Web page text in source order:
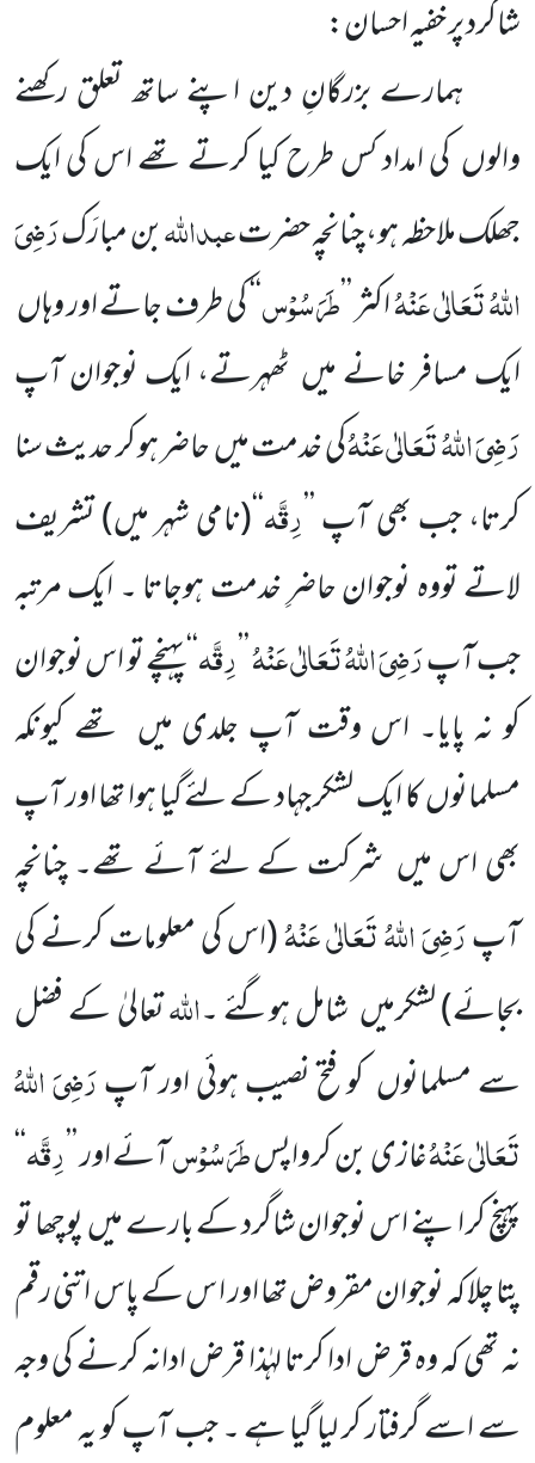
شاگرد پر خفیہ احسان:
ہمارے بزرگانِ دین اپنے ساتھ تعلق رکھنے
والوں کی امداد کس طرح کیا کرتے تھے اس کی ایک
جھلک ملاحظہ ہو، چنانچہ حضرتعبداللّٰہبن مبارَکرَضِیَ
اللّٰہُ تَعَالٰی عَنْہُاکثر ’’طَرَسُوْس‘‘ کی طرف جاتے اور وہاں
ایک مسافر خانے میں ٹھہرتے، ایک نوجوان آپ
رَضِیَ اللّٰہُ تَعَالٰی عَنْہُکی خدمت میں حاضر ہو کر حدیث سنا
کرتا، جب بھی آپ ’’رِقَّہ‘‘(نامی شہر میں)تشریف
لاتے تووہ نوجوان حاضرِ خدمت ہوجاتا ۔ ایک مرتبہ
جب آپرَضِیَ اللّٰہُ تَعَالٰی عَنْہُ’’رِقَّہ‘‘ پہنچے تو اس نوجوان
کو نہ پایا۔ اس وقت آپ جلدی میں تھے کیونکہ
مسلمانوں کا ایک لشکر جہاد کے لئے گیا ہوا تھا اور آپ
بھی اس میں شرکت کے لئے آئے تھے۔ چنانچہ
آپرَضِیَ اللّٰہُ تَعَالٰی عَنْہُ(اس کی معلومات کرنے کی
بجائے)لشکرمیں شامل ہوگئے ۔اللّٰہتعالیٰ کے فضل
سے مسلمانوں کو فتح نصیب ہوئی اور آپرَضِیَ اللّٰہُ
تَعَالٰی عَنْہُغازی بن کر واپسطَرَسُوْسآئے اور ’’رِقَّہ‘‘
پہنچ کر اپنے اس نوجوان شاگرد کے بارے میں پوچھا تو
پتا چلا کہ نوجوان مقروض تھا اور ا س کے پاس اتنی رقم
نہ تھی کہ وہ قرض ادا کرتا لہٰذا قرض ادانہ کرنے کی وجہ
سے اسے گرفتار کر لیا گیا ہے ۔ جب آپ کو یہ معلوم